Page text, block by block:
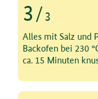
3 /3
Schritt 3 von 3
Alles mit Salz und
Backofen bei 230
ca. 15 Minuten